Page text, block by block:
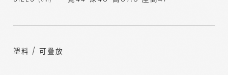
塑料 / 可疊放